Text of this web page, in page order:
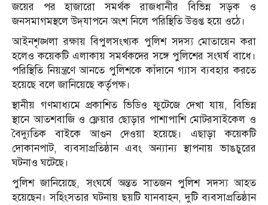
জয়ের পর হাজারো সমর্থক রাজধানীর বিভিন্ন সড়ক ও
জনসমাগমস্থলে উদ্‌যাপনে অংশ নিলে পরিস্থিতি উত্তপ্ত হয়ে ওঠে।
আইনশৃঙ্খলা রক্ষায় বিপুলসংখ্যক পুলিশ সদস্য মোতায়েন করা
হলেও কয়েকটি এলাকায় সমর্থকদের সঙ্গে পুলিশের সংঘর্ষ বাধে।
পরিস্থিতি নিয়ন্ত্রণে আনতে পুলিশকে কাঁদানে গ্যাস ব্যবহার করতে
হয়েছে বলে জানিয়েছে কর্তৃপক্ষ।
স্থানীয় গণমাধ্যমে প্রকাশিত ভিডিও ফুটেজে দেখা যায়, বিভিন্ন
স্থানে আতশবাজি ও ফ্লেয়ার ছোড়ার পাশাপাশি মোটরসাইকেল ও
বৈদ্যুতিক বাইকে আগুন দেওয়া হয়েছে। এছাড়া কয়েকটি
দোকানপাট, ব্যবসাপ্রতিষ্ঠান এবং অন্যান্য স্থাপনায় ভাঙচুরের
ঘটনাও ঘটেছে।
পুলিশ জানিয়েছে, সংঘর্ষে অন্তত সাতজন পুলিশ সদস্য আহত
হয়েছেন। সহিংসতার ঘটনায় ছয়টি যানবাহন, দুটি ব্যবসাপ্রতিষ্ঠান